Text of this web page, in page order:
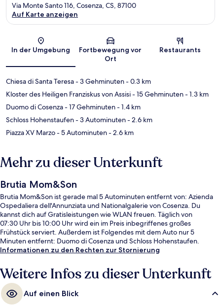
Karte
Via Monte Santo 116, Cosenza, CS, 87100
Auf Karte anzeigen
In der Umgebung
Fortbewegung vor
Ort
Restaurants
Chiesa di Santa Teresa- 3 Gehminuten- 0.3 km
Kloster des Heiligen Franziskus von Assisi- 15 Gehminuten- 1.3 km
Duomo di Cosenza- 17 Gehminuten- 1.4 km
Schloss Hohenstaufen- 3 Autominuten- 2.6 km
Piazza XV Marzo- 5 Autominuten- 2.6 km
Mehr zu dieser Unterkunft
Brutia Mom&Son
Brutia Mom&Son ist gerade mal 5 Autominuten entfernt von: Azienda
Ospedaliera dell'Annunziata und Nationalgalerie von Cosenza. Du
kannst dich auf Gratisleistungen wie WLAN freuen. Täglich von
07:30 Uhr bis 10:00 Uhr wird ein im Preis inbegriffenes großes
Frühstück serviert. Außerdem ist Folgendes mit dem Auto nur 5
Minuten entfernt: Duomo di Cosenza und Schloss Hohenstaufen.
Informationen zu den Rechten zur Stornierung
Weitere Infos zu dieser Unterkunft
Auf einen Blick